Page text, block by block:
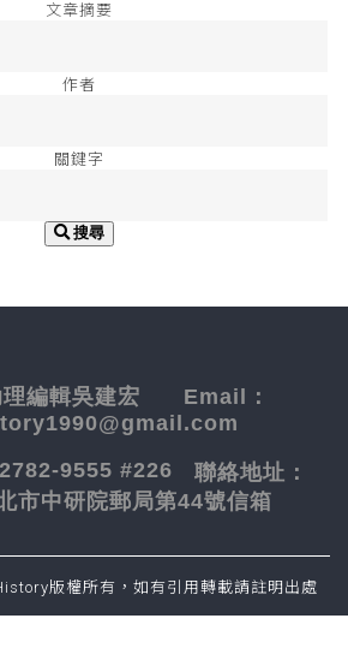
文章摘要
作者
關鍵字
搜尋
理編輯吳建宏 Email：
9555 #226 聯絡地址：
市中研院郵局第44號信箱
版權所有，如有引用轉載請註明出處